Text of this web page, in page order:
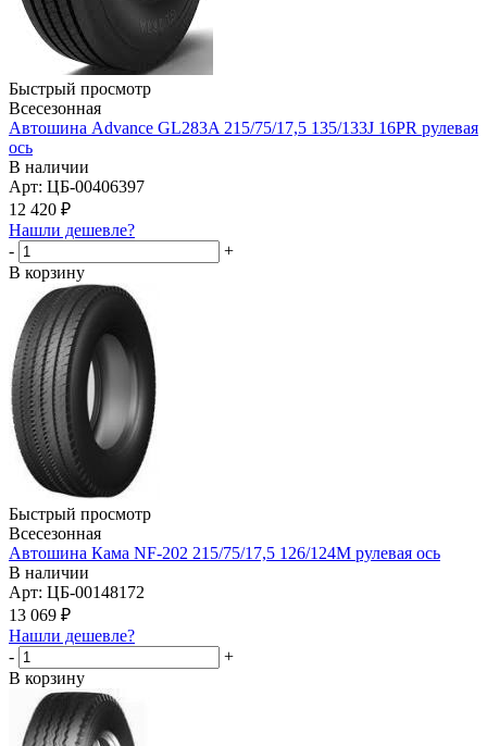
Быстрый просмотр
Всесезонная
Автошина Advance GL283A 215/75/17,5 135/133J 16PR рулевая
ось
В наличии
Арт: ЦБ-00406397
12 420 ₽
Нашли дешевле?
-
+
В корзину
Быстрый просмотр
Всесезонная
Автошина Кама NF-202 215/75/17,5 126/124M рулевая ось
В наличии
Арт: ЦБ-00148172
13 069 ₽
Нашли дешевле?
-
+
В корзину